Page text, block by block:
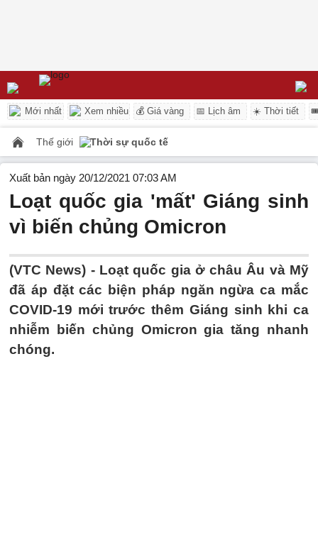
Mới nhất Xem nhiều 💰 Giá vàng 📅 Lịch âm ☀️ Thời tiết
Thế giới Thời sự quốc tế
Xuất bản ngày 20/12/2021 07:03 AM
Loạt quốc gia 'mất' Giáng sinh
vì biến chủng Omicron
(VTC News) - Loạt quốc gia ở châu Âu và Mỹ
đã áp đặt các biện pháp ngăn ngừa ca mắc
COVID-19 mới trước thêm Giáng sinh khi ca
nhiễm biến chủng Omicron gia tăng nhanh
chóng.